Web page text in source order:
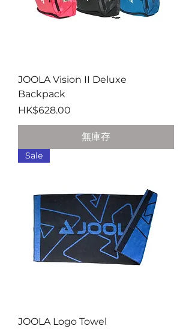
JOOLA Vision II Deluxe
Backpack
價格
HK$628.00
無庫存
Sale
JOOLA Logo Towel